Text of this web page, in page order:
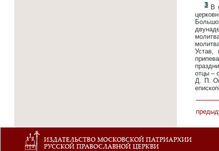
3В
Устав,
отцы –
Д. П.